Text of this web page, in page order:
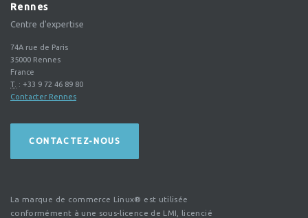
Rennes
Centre d'expertise
74A rue de Paris
35000 Rennes
France
T. : +33 9 72 46 89 80
Contacter Rennes
CONTACTEZ-NOUS
La marque de commerce Linux® est utilisée
conformément à une sous-licence de LMI, licencié